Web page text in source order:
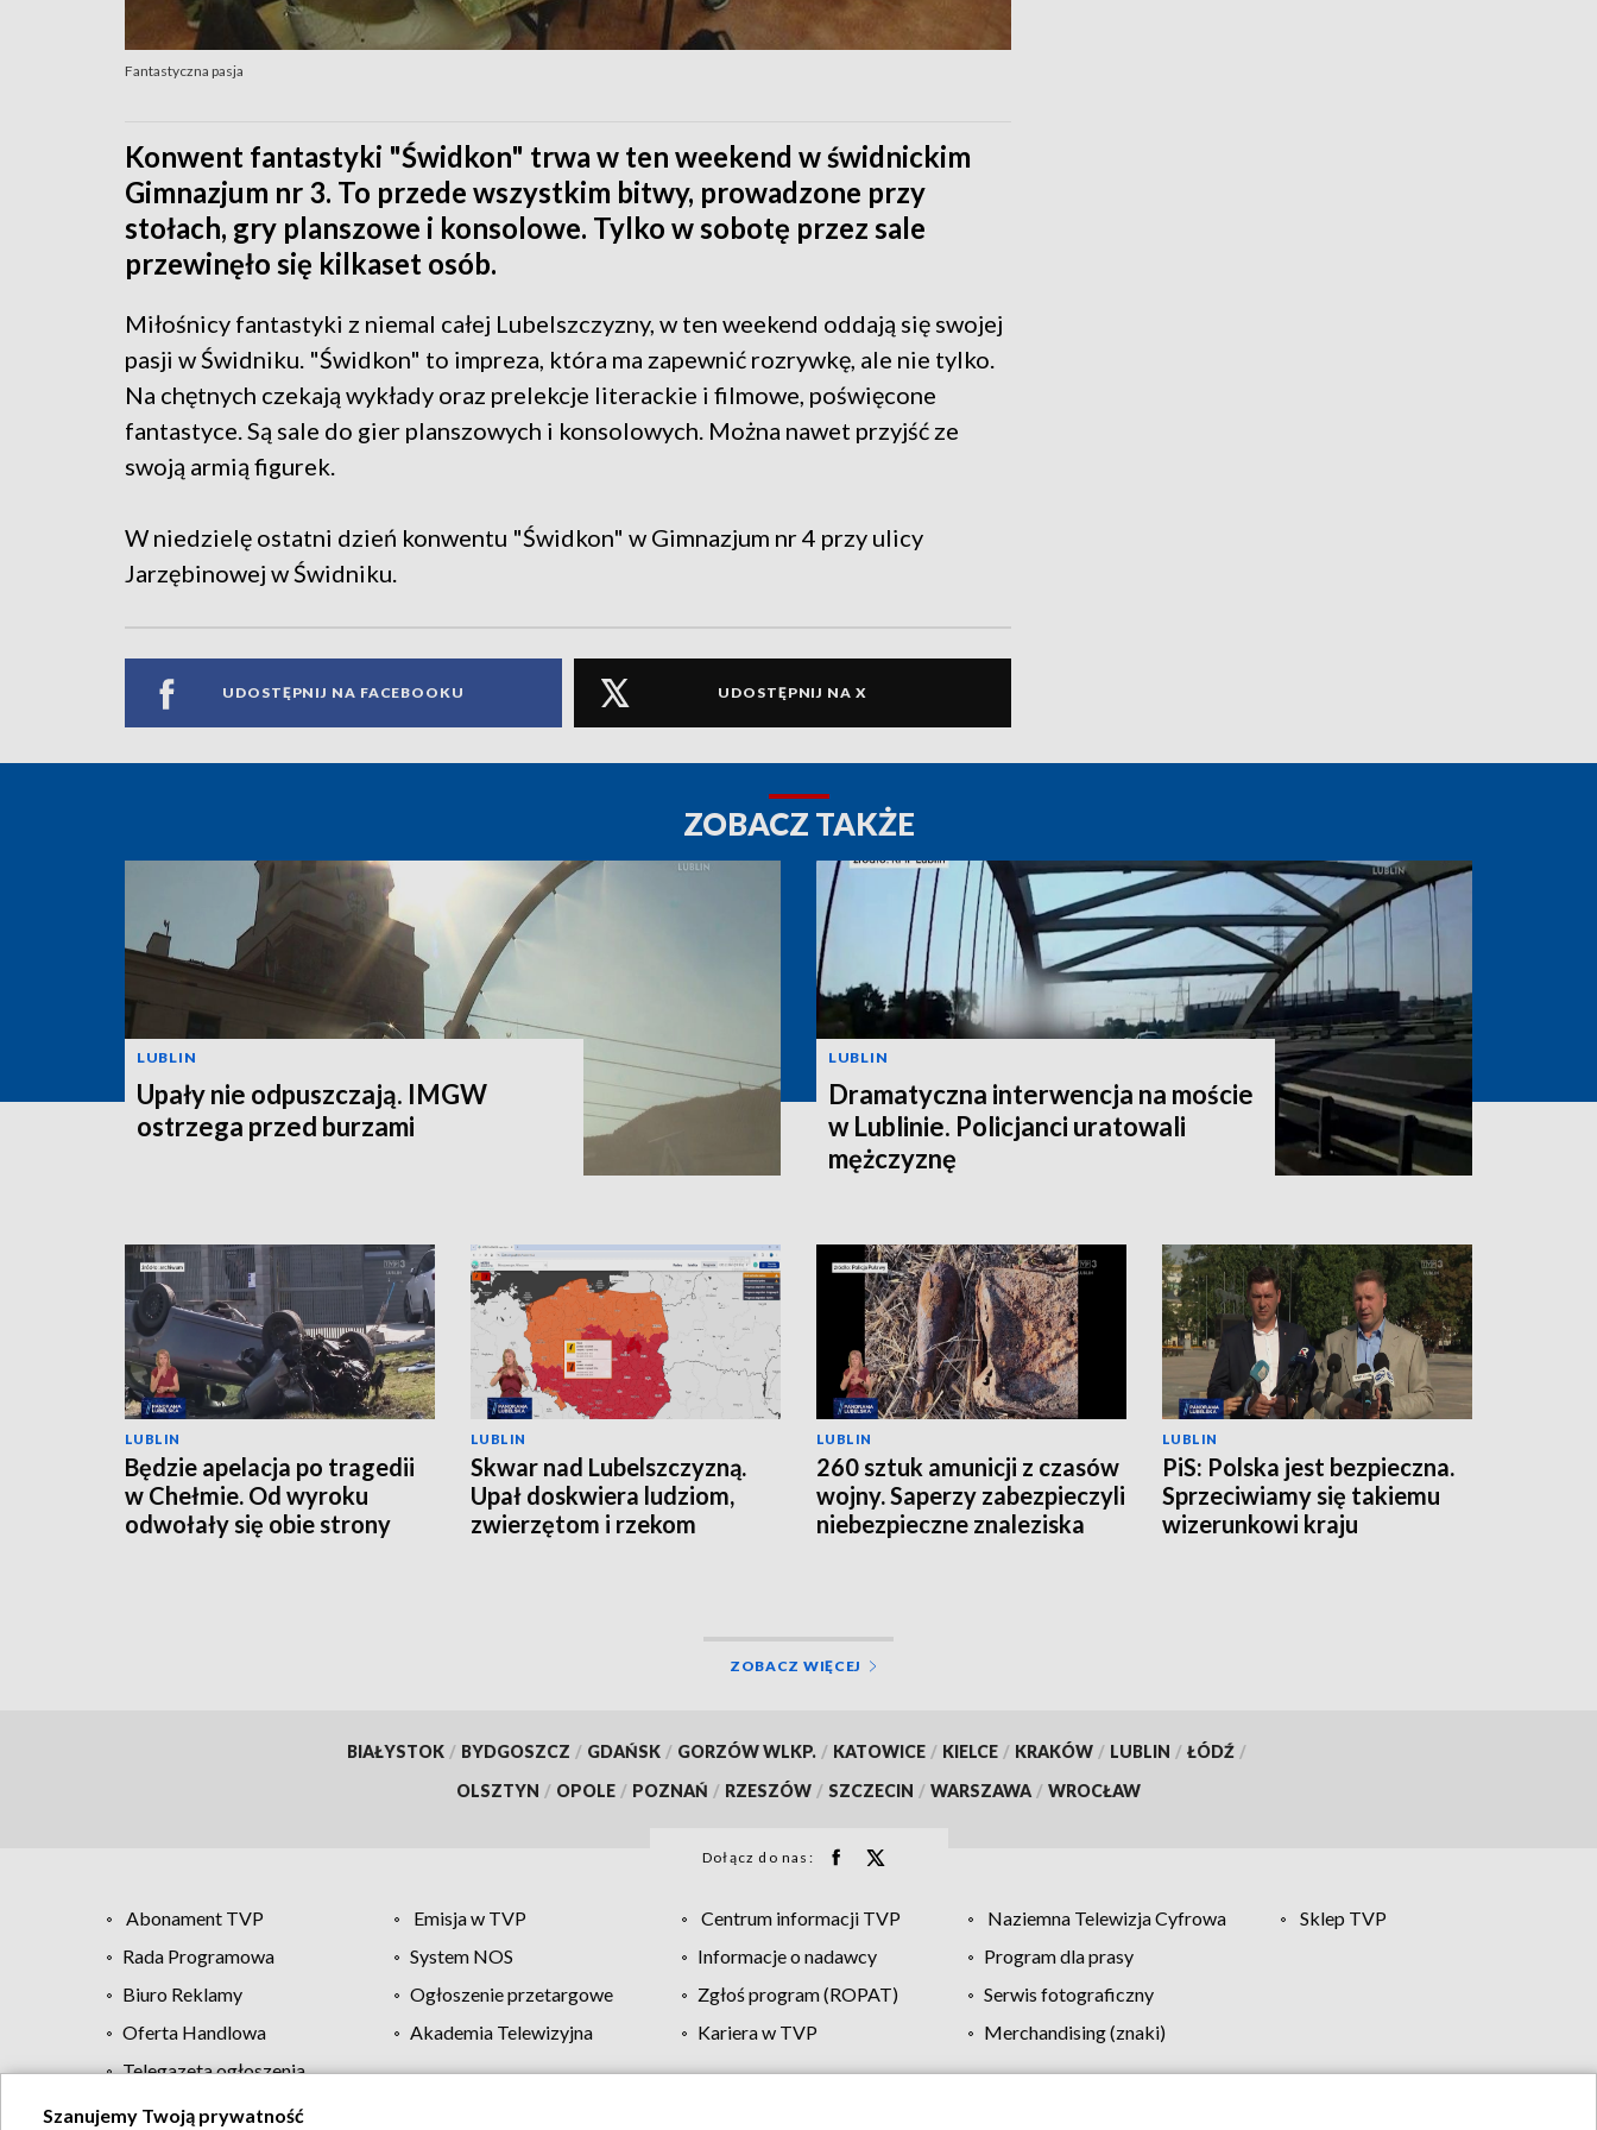
Fantastyczna pasja
Konwent fantastyki "Świdkon" trwa w ten weekend w świdnickim
Gimnazjum nr 3. To przede wszystkim bitwy, prowadzone przy
stołach, gry planszowe i konsolowe. Tylko w sobotę przez sale
przewinęło się kilkaset osób.
Miłośnicy fantastyki z niemal całej Lubelszczyzny, w ten weekend oddają się swojej
pasji w Świdniku. "Świdkon" to impreza, która ma zapewnić rozrywkę, ale nie tylko.
Na chętnych czekają wykłady oraz prelekcje literackie i filmowe, poświęcone
fantastyce. Są sale do gier planszowych i konsolowych. Można nawet przyjść ze
swoją armią figurek.
W niedzielę ostatni dzień konwentu "Świdkon" w Gimnazjum nr 4 przy ulicy
Jarzębinowej w Świdniku.
UDOSTĘPNIJ NA FACEBOOKU UDOSTĘPNIJ NA X
ZOBACZ TAKŻE
LUBLIN
Upały nie odpuszczają. IMGW
ostrzega przed burzami
LUBLIN
Dramatyczna interwencja na moście
w Lublinie. Policjanci uratowali
mężczyznę
LUBLIN
Będzie apelacja po tragedii
w Chełmie. Od wyroku
odwołały się obie strony
LUBLIN
Skwar nad Lubelszczyzną.
Upał doskwiera ludziom,
zwierzętom i rzekom
LUBLIN
260 sztuk amunicji z czasów
wojny. Saperzy zabezpieczyli
niebezpieczne znaleziska
LUBLIN
PiS: Polska jest bezpieczna.
Sprzeciwiamy się takiemu
wizerunkowi kraju
ZOBACZ WIĘCEJ
BIAŁYSTOK / BYDGOSZCZ / GDAŃSK / GORZÓW WLKP. / KATOWICE / KIELCE / KRAKÓW / LUBLIN / ŁÓDŹ /
OLSZTYN / OPOLE / POZNAŃ / RZESZÓW / SZCZECIN / WARSZAWA / WROCŁAW
Dołącz do nas:
Abonament TVP Emisja w TVP Centrum informacji TVP Naziemna Telewizja Cyfrowa
Sklep TVP
Rada Programowa
System NOS Informacje o nadawcy
Program dla prasy
Biuro Reklamy
Ogłoszenie przetargowe Zgłoś program (ROPAT)
Serwis fotograficzny
Oferta Handlowa
Akademia Telewizyjna Kariera w TVP
Merchandising (znaki)
Telegazeta ogłoszenia
Szanujemy Twoją prywatność